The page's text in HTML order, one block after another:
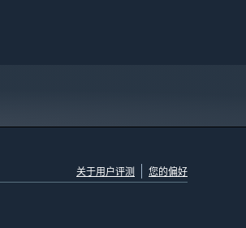
关于用户评测 您的偏好